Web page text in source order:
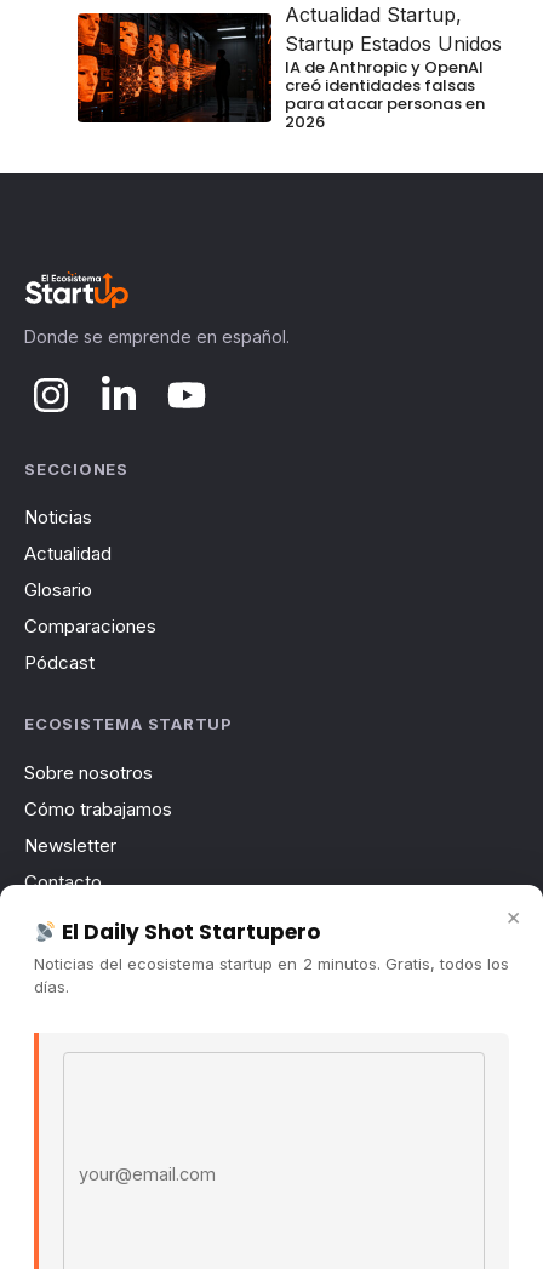
Actualidad Startup,
Startup Estados Unidos
IA de Anthropic y OpenAI
creó identidades falsas
para atacar personas en
2026
Donde se emprende en español.
SECCIONES
Noticias
Actualidad
Glosario
Comparaciones
Pódcast
ECOSISTEMA STARTUP
Sobre nosotros
Cómo trabajamos
Newsletter
Contacto
Publicidad
Convocatorias
×
El Daily Shot Startupero
Noticias del ecosistema startup en 2 minutos. Gratis, todos los
días.